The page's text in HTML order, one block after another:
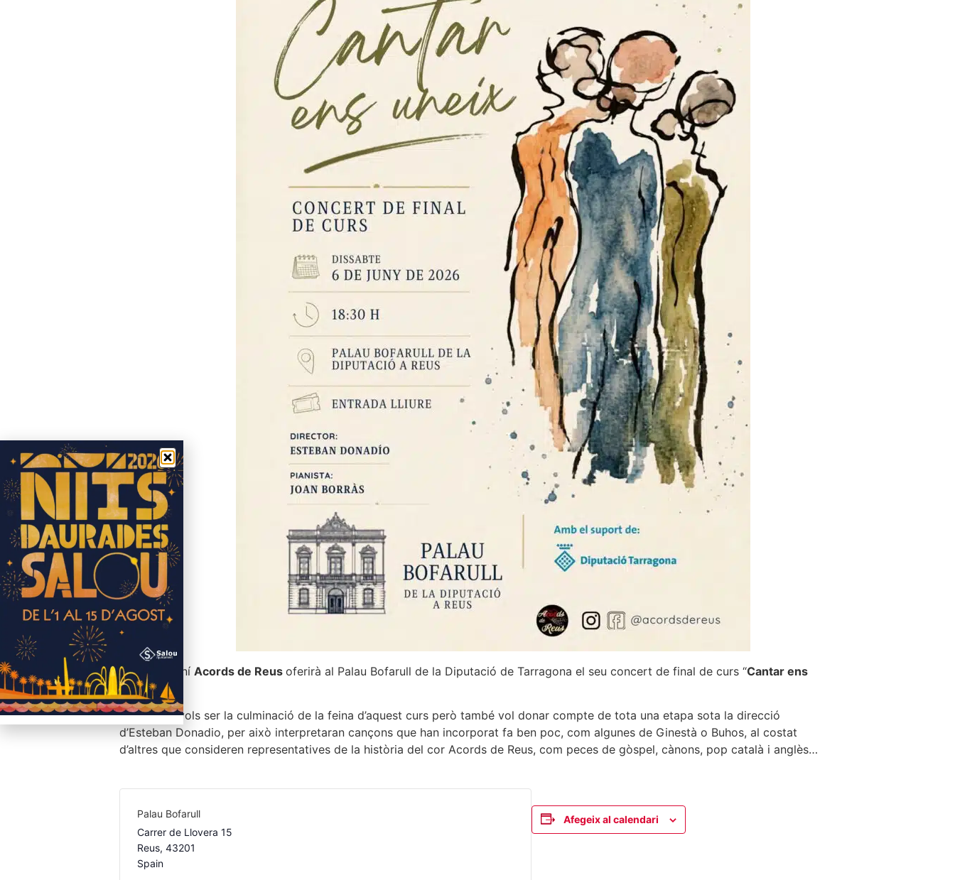
El cor femení Acords de Reus oferirà al Palau Bofarull de la Diputació de Tarragona el seu concert de final de curs “Cantar ens
uneix”.
El concert vols ser la culminació de la feina d’aquest curs però també vol donar compte de tota una etapa sota la direcció
d’Esteban Donadio, per això interpretaran cançons que han incorporat fa ben poc, com algunes de Ginestà o Buhos, al costat
d’altres que consideren representatives de la història del cor Acords de Reus, com peces de gòspel, cànons, pop català i anglès…
Palau Bofarull
Carrer de Llovera 15
Reus, 43201
Spain
Afegeix al calendari